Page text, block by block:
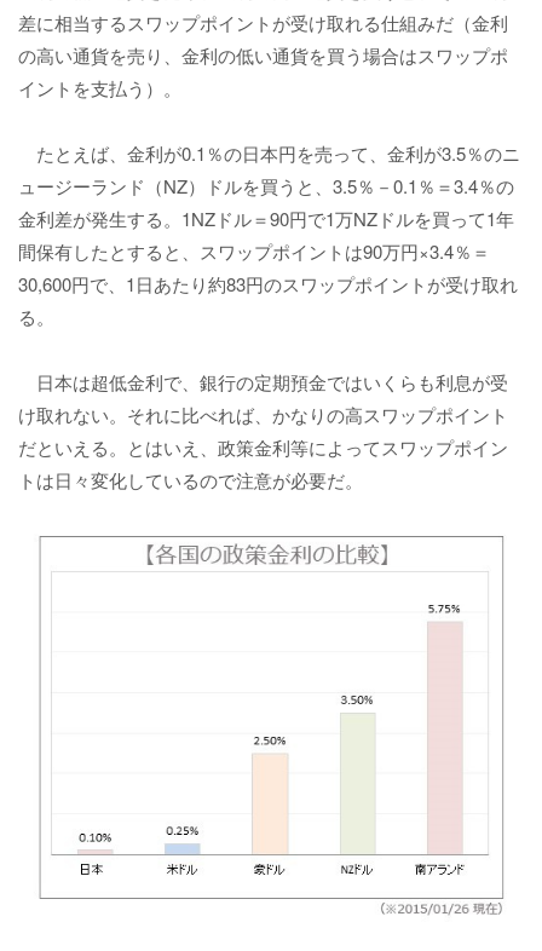
差に相当するスワップポイントが受け取れる仕組みだ（金利
の高い通貨を売り、金利の低い通貨を買う場合はスワップポ
イントを支払う）。
たとえば、金利が0.1％の日本円を売って、金利が3.5％のニ
ュージーランド（NZ）ドルを買うと、3.5％－0.1％＝3.4％の
金利差が発生する。1NZドル＝90円で1万NZドルを買って1年
間保有したとすると、スワップポイントは90万円×3.4％＝
30,600円で、1日あたり約83円のスワップポイントが受け取れ
る。
日本は超低金利で、銀行の定期預金ではいくらも利息が受
け取れない。それに比べれば、かなりの高スワップポイント
だといえる。とはいえ、政策金利等によってスワップポイン
トは日々変化しているので注意が必要だ。